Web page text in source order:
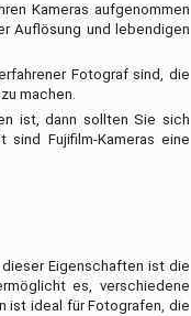
Kameras aufgenommen
Auflösung und lebendigen
Fotograf sind, die
machen.
ist, dann sollten Sie sich
Fujifilm-Kameras eine
Eigenschaften ist die
es, verschiedene
ist ideal für Fotografen, die